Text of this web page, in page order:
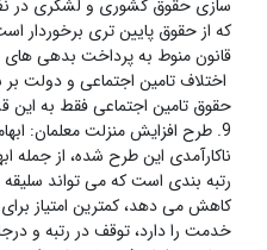
سازی حقوق کشوری و لشکری در
که از حقوق پایین تری برخوردار
قانون منوط به پرداخت بدهی
اختلاف تامین اجتماعی و دولت
حقوق تامین اجتماعی فقط به
9. طرح افزایش منزلت معلمان:
ناکارآمدی این طرح شده، از
رتبه بندی است که می تواند سلیقه
کاهش می دهد، کمترین امتیاز
خدمت را دارد، توقف در رتبه و